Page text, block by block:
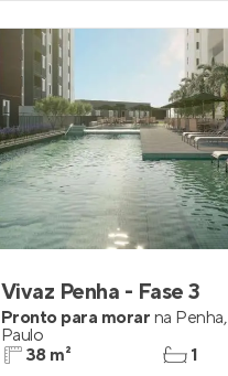
Vivaz Penha - Fase 3
Pronto para morar na Penha,
Paulo
38 m²
1